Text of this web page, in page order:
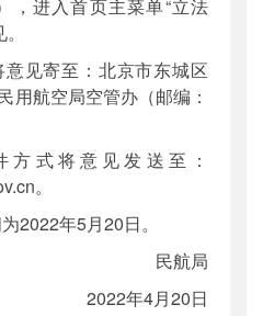
，进入首页主菜单“立法
见寄至：北京市东城区
用航空局空管办（邮编：
方式将意见发送至：
。
2022年5月20日。
民航局
2022年4月20日